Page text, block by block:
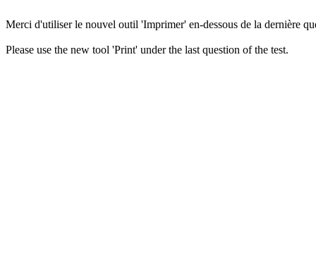
Merci d'utiliser le nouvel outil 'Imprimer' en-dessous de la dernière
Please use the new tool 'Print' under the last question of the test.